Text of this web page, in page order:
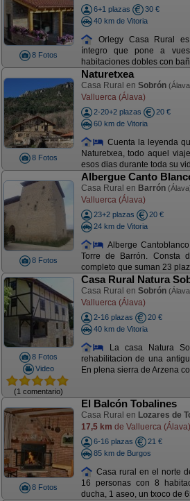
8 Fotos
6+1 plazas
30 €
40 km de Vitoria
Orlegy Casa Rural
íntegro que pone a
habitaciones dobles con
8 Fotos
Naturetxea
Casa Rural en Sobrón
Valluerca (Álava)
2-20+2 plazas
20 €
60 km de Vitoria
Cuenta la leyenda
Naturetxea, todo aquel
esos dias durante toda su
8 Fotos
Albergue Canto
Casa Rural en Barrón
Valluerca (Álava)
23+2 plazas
20 €
24 km de Vitoria
Alberge
Torre de Barrón. Consta
completo que suman 23
8 Fotos
Video
(1 comentario)
Casa Rural Natura
Casa Rural en Sobrón
Valluerca (Álava)
2-16 plazas
20 €
40 km de Vitoria
La casa Natura
rehabilitacion de una
En plena sierra de Arzena
8 Fotos
El Balcón Tobalines
Casa Rural en Lozares de
17,5 km de Valluerca (Álava)
6-16 plazas
21 €
85 km de Burgos
Casa rural en el norte
16 personas con 8
ducha, 1 aseo, un txoco de